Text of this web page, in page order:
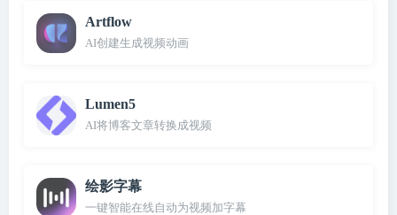
Artflow
AI创建生成视频动画
Lumen5
AI将博客文章转换成视频
绘影字幕
一键智能在线自动为视频加字幕